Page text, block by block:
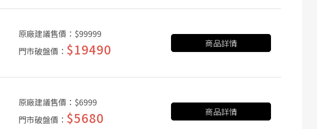
原廠建議售價： $99999
門市破盤價： $19490 商品詳情
原廠建議售價： $6999
門市破盤價： $5680 商品詳情